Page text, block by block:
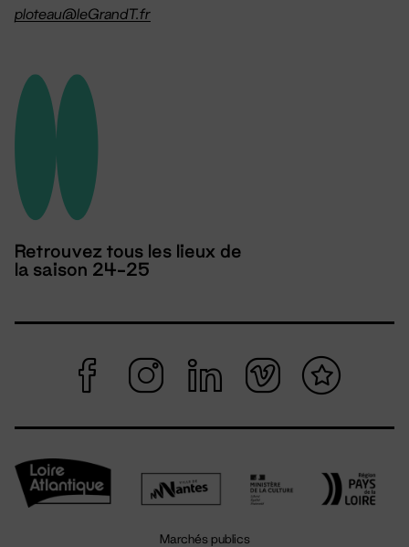
ploteau@leGrandT.fr
Retrouvez tous les lieux de
la saison 24-25
Marchés publics